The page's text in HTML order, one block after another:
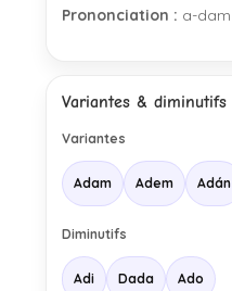
Prononciation : a-dam
Variantes & diminutifs
Variantes
Adam Adem Adán
Diminutifs
Adi Dada Ado